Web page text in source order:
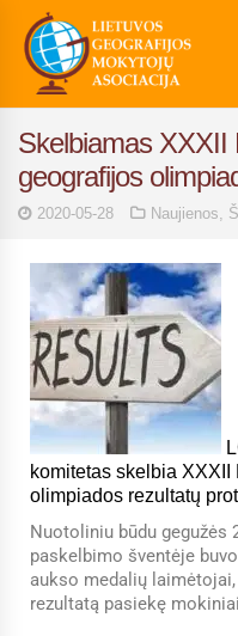
Skelbiamas XXXII
geografijos
2020-05-28 Naujienos,
komitetas skelbia
olimpiados rezultatų
Nuotoliniu būdu gegužės
paskelbimo šventėje
aukso medalių
rezultatą pasiekę